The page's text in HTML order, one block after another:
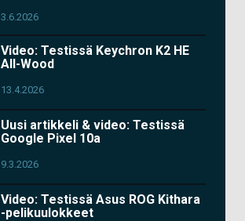
3.6.2026
Video: Testissä Keychron K2 HE
All-Wood
13.4.2026
Uusi artikkeli & video: Testissä
Google Pixel 10a
9.3.2026
Video: Testissä Asus ROG Kithara
-pelikuulokkeet